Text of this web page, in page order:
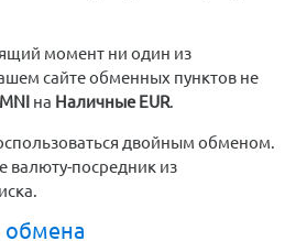
момент ни один из
сайте обменных пунктов не
на Наличные EUR.
двойным обменом.
валюту-посредник из
обмена